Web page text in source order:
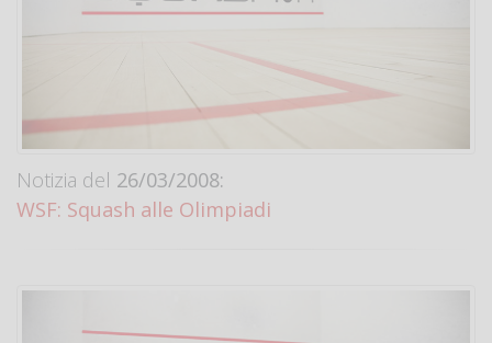
Notizia del 26/03/2008:
WSF: Squash alle Olimpiadi